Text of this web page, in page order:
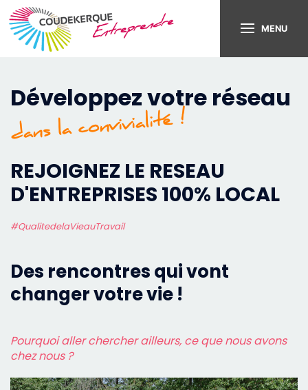
MENU
Développez votre réseau
dans la convivialité !
REJOIGNEZ LE RESEAU
D'ENTREPRISES 100% LOCAL
#QualitedelaVieauTravail
Des rencontres qui vont
changer votre vie !
Pourquoi aller chercher ailleurs, ce que nous avons
chez nous ?